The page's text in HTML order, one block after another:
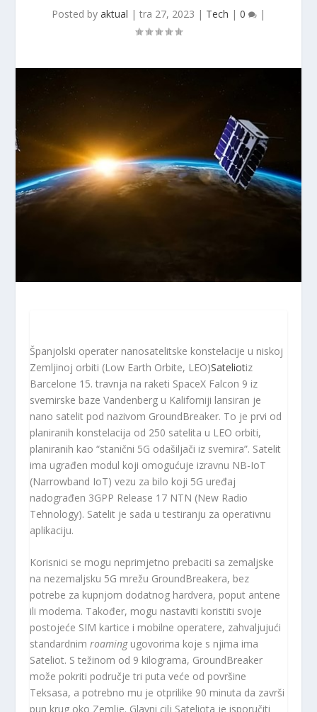
Posted by aktual | tra 27, 2023 | Tech | 0 |
Španjolski operater nanosatelitske konstelacije u niskoj
Zemljinoj orbiti (Low Earth Orbite, LEO)Sateliotiz
Barcelone 15. travnja na raketi SpaceX Falcon 9 iz
svemirske baze Vandenberg u Kaliforniji lansiran je
nano satelit pod nazivom GroundBreaker. To je prvi od
planiranih konstelacija od 250 satelita u LEO orbiti,
planiranih kao “stanični 5G odašiljači iz svemira”. Satelit
ima ugrađen modul koji omogućuje izravnu NB-IoT
(Narrowband IoT) vezu za bilo koji 5G uređaj
nadograđen 3GPP Release 17 NTN (New Radio
Tehnology). Satelit je sada u testiranju za operativnu
aplikaciju.
Korisnici se mogu neprimjetno prebaciti sa zemaljske
na nezemaljsku 5G mrežu GroundBreakera, bez
potrebe za kupnjom dodatnog hardvera, poput antene
ili modema. Također, mogu nastaviti koristiti svoje
postojeće SIM kartice i mobilne operatere, zahvaljujući
standardnimroamingugovorima koje s njima ima
Sateliot. S težinom od 9 kilograma, GroundBreaker
može pokriti područje tri puta veće od površine
Teksasa, a potrebno mu je otprilike 90 minuta da završi
pun krug oko Zemlje. Glavni cilj Sateliota je isporučiti